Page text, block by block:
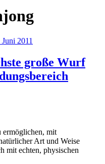
Juni 2011
große Wurf
ermöglichen, mit
Art und Weise
mit echten, physischen